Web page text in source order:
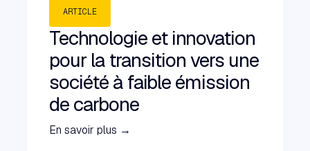
ARTICLE
Technologie et innovation
pour la transition vers une
société à faible émission
de carbone
En savoir plus →